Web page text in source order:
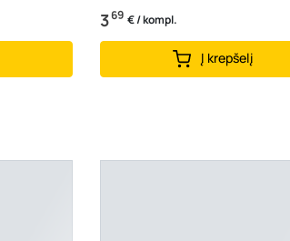
dvigubo ...
369 € / kompl.
Į krepšelį